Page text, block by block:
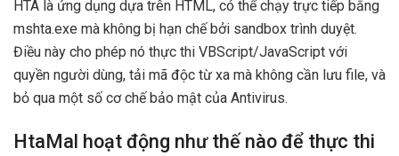
HTA là ứng dụng dựa trên HTML, có thể chạy trực tiếp bằng
mshta.exe mà không bị hạn chế bởi sandbox trình duyệt.
Điều này cho phép nó thực thi VBScript/JavaScript với
quyền người dùng, tải mã độc từ xa mà không cần lưu file, và
bỏ qua một số cơ chế bảo mật của Antivirus.
HtaMal hoạt động như thế nào để thực thi